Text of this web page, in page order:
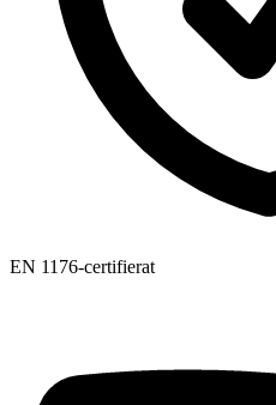
EN 1176-certifierat